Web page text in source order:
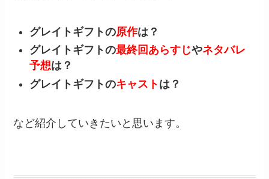
グレイトギフトの原作は？
グレイトギフトの最終回あらすじやネタバレ
予想は？
グレイトギフトのキャスト は？
など紹介していきたいと思います。